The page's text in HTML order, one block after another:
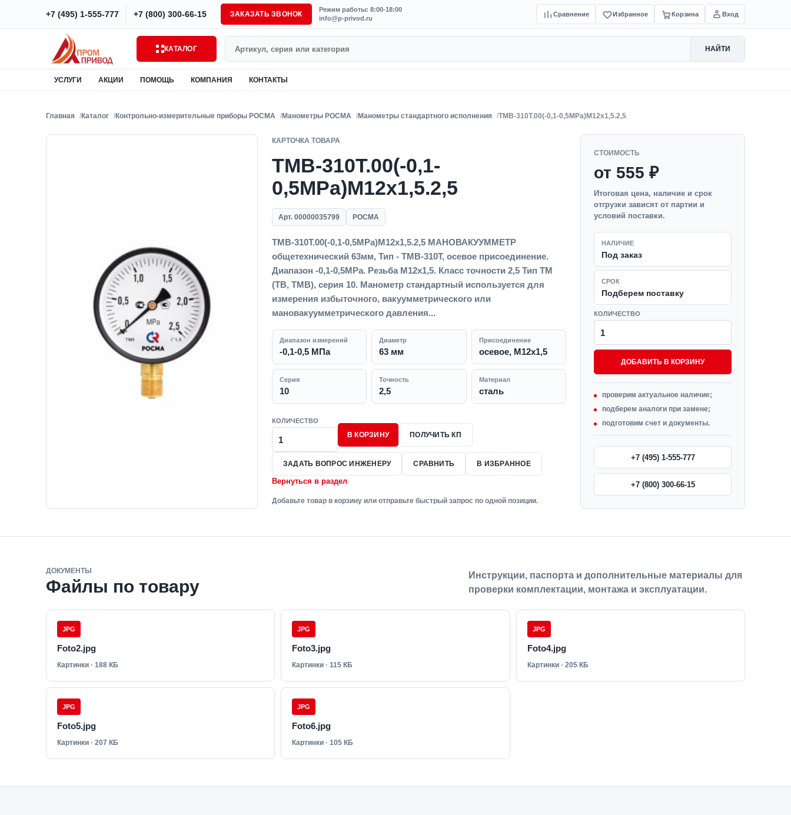
+7 (495) 1-555-777 +7 (800) 300-66-15 ЗАКАЗАТЬ ЗВОНОК
Режим работы: 8:00-18:00
info@p-privod.ru
Сравнение Избранное Корзина Вход
КАТАЛОГ НАЙТИ
УСЛУГИ АКЦИИ ПОМОЩЬ КОМПАНИЯ КОНТАКТЫ
Главная Каталог Контрольно-измерительные приборы РОСМА Манометры РОСМА Манометры стандартного исполнения ТМВ-310Т.00(-0,1-0,5MPa)M12x1,5.2,5
КАРТОЧКА ТОВАРА
ТМВ-310Т.00(-0,1-
0,5MPa)M12x1,5.2,5
Арт. 00000035799 РОСМА
ТМВ-310Т.00(-0,1-0,5MPa)M12x1,5.2,5 МАНОВАКУУММЕТР
общетехнический 63мм, Тип - ТМВ-310Т, осевое присоединение.
Диапазон -0,1-0,5MPa. Резьба M12x1,5. Класс точности 2,5 Тип ТМ
(ТВ, ТМВ), серия 10. Манометр стандартный используется для
измерения избыточного, вакуумметрического или
мановакуумметрического давления...
Диапазон измерений
-0,1-0,5 МПа
Диаметр
63 мм
Присоединение
осевое, M12x1,5
Серия
10
Точность
2,5
Материал
сталь
КОЛИЧЕСТВО
В КОРЗИНУ ПОЛУЧИТЬ КП
ЗАДАТЬ ВОПРОС ИНЖЕНЕРУ СРАВНИТЬ В ИЗБРАННОЕ
Вернуться в раздел
Добавьте товар в корзину или отправьте быстрый запрос по одной позиции.
СТОИМОСТЬ
от 555 ₽
Итоговая цена, наличие и срок
отгрузки зависят от партии и
условий поставки.
НАЛИЧИЕ
Под заказ
СРОК
Подберем поставку
КОЛИЧЕСТВО
ДОБАВИТЬ В КОРЗИНУ
проверим актуальное наличие;
подберем аналоги при замене;
подготовим счет и документы.
+7 (495) 1-555-777
+7 (800) 300-66-15
ДОКУМЕНТЫ
Файлы по товару
Инструкции, паспорта и дополнительные материалы для
проверки комплектации, монтажа и эксплуатации.
JPG
Foto2.jpg
Картинки · 188 КБ
JPG
Foto3.jpg
Картинки · 115 КБ
JPG
Foto4.jpg
Картинки · 205 КБ
JPG
Foto5.jpg
Картинки · 207 КБ
JPG
Foto6.jpg
Картинки · 105 КБ